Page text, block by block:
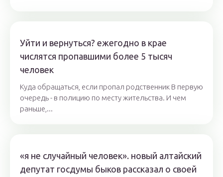
Уйти и вернуться? ежегодно в крае
числятся пропавшими более 5 тысяч
человек
Куда обращаться, если пропал родственник В первую
очередь - в полицию по месту жительства. И чем
раньше,...
«я не случайный человек». новый алтайский
депутат госдумы быков рассказал о своей